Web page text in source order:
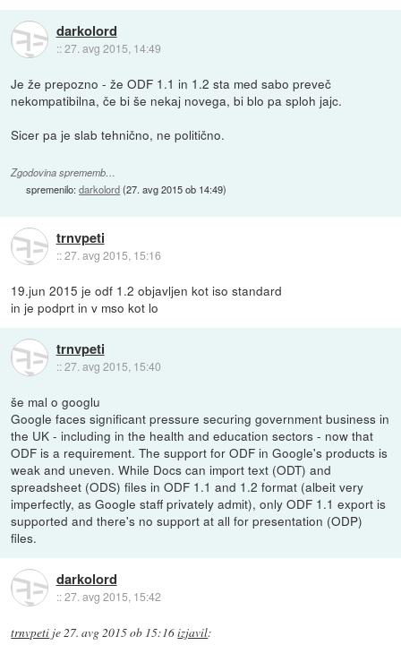
darkolord
::27. avg 2015, 14:49
Je že prepozno - že ODF 1.1 in 1.2 sta med sabo preveč
nekompatibilna, če bi še nekaj novega, bi blo pa sploh jajc.
Sicer pa je slab tehnično, ne politično.
Zgodovina sprememb…
spremenilo:darkolord(27. avg 2015 ob 14:49)
trnvpeti
::27. avg 2015, 15:16
19.jun 2015 je odf 1.2 objavljen kot iso standard
in je podprt in v mso kot lo
trnvpeti
::27. avg 2015, 15:40
še mal o googlu
Google faces significant pressure securing government business in
the UK - including in the health and education sectors - now that
ODF is a requirement. The support for ODF in Google's products is
weak and uneven. While Docs can import text (ODT) and
spreadsheet (ODS) files in ODF 1.1 and 1.2 format (albeit very
imperfectly, as Google staff privately admit), only ODF 1.1 export is
supported and there's no support at all for presentation (ODP)
files.
darkolord
::27. avg 2015, 15:42
trnvpeti je 27. avg 2015 ob 15:16izjavil: